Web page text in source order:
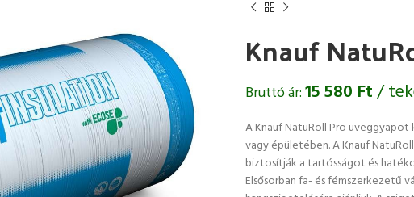
Knauf
Bruttó ár:15 580 Ft/
A Knauf NatuRoll Pro
vagy épületében. A Knauf
biztosítják a tartósságot és
Elsősorban fa- és fémszerkezetű